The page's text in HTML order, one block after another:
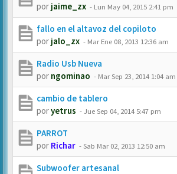
por jaime_zx - Lun May 04, 2015 2:41 pm
fallo en el altavoz del copiloto
por jalo_zx - Mar Ene 08, 2013 12:36 am
Radio Usb Nueva
por ngominao - Mar Sep 23, 2014 1:04 am
cambio de tablero
poryetrus -Jue Sep 04, 2014 5:47 pm
PARROT
por Richar -Sab Mar 02, 2013 12:50 am
Subwoofer artesanal